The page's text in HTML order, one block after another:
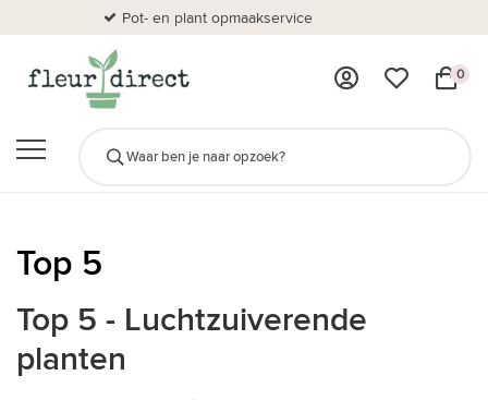
Pot- en plant opmaakservice
0
Top 5
Top 5 - Luchtzuiverende
planten